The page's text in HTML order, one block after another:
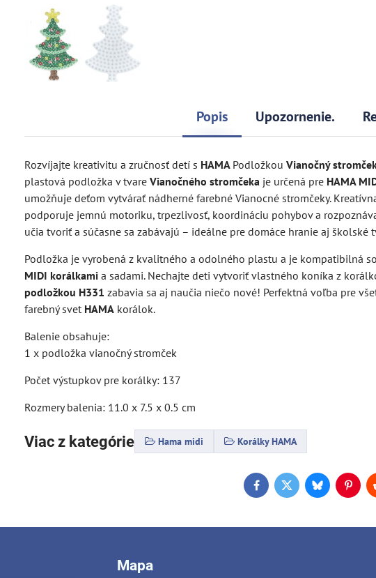
Popis Upozornenie.
Rozvíjajte kreativitu a zručnosť detí s HAMA Podložkou Vianočný
plastová podložka v tvareVianočného stromčeka je určená pre HAMA
umožňuje deťom vytvárať nádherné farebné Vianocné stromčeky.
podporuje jemnú motoriku, trpezlivosť, koordináciu pohybov a
učia tvoriť a súčasne sa zabávajú – ideálne pre domáce hranie aj školské
Podložka je vyrobená z kvalitného a odolného plastu a je kompatibilná
MIDI korálkami a sadami. Nechajte deti vytvoriť vlastného koníka z
podložkou H331 zabavia sa aj naučia niečo nové! Perfektná voľba pre
farebný svet HAMA korálok.
Balenie obsahuje:
1 x podložka vianočný stromček
Počet výstupkov pre korálky: 137
Rozmery balenia: 11.0 x 7.5 x 0.5 cm
Viac z kategórie Hama midi Korálky HAMA
FacebookTwitterBluesky
Mapa